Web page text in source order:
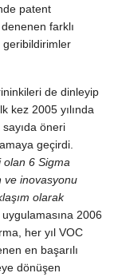
patent
farklı
de dinleyip
kez 2005 yılında
öneri
geçirdi.
olan 6 Sigma
ve inovasyonu
olarak
2006
her yıl VOC
en başarılı
dönüşen